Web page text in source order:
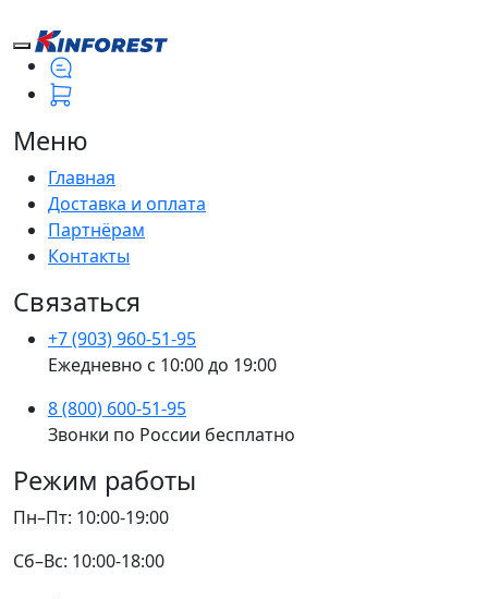
Меню
Главная
Доставка и оплата
Партнёрам
Контакты
Связаться
+7 (903) 960-51-95
Ежедневно с 10:00 до 19:00
8 (800) 600-51-95
Звонки по России бесплатно
Режим работы
Пн–Пт: 10:00-19:00
Сб–Вс: 10:00-18:00